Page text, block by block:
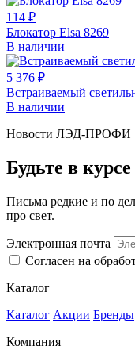
114 ₽
Блокатор Elsa 8269
В наличии
5 376 ₽
Встраиваемый
В наличии
Новости ЛЭД-ПРОФИ
Будьте в
Письма редкие и по
про свет.
Электронная почта
Согласен на
Каталог
Каталог Акции Бренды
Компания